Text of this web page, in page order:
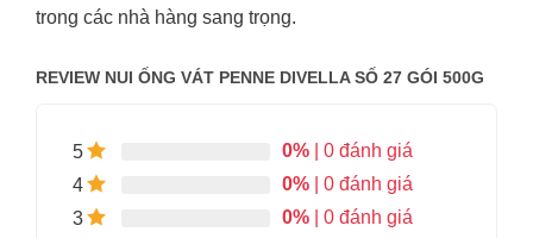
trong các nhà hàng sang trọng.
REVIEW NUI ỐNG VÁT PENNE DIVELLA SỐ 27 GÓI 500G
5 0% | 0 đánh giá
4
0% | 0 đánh giá
3
0% | 0 đánh giá